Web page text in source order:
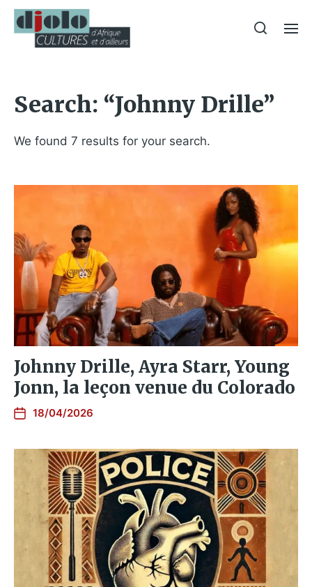
Search: “Johnny Drille”
We found 7 results for your search.
Johnny Drille, Ayra Starr, Young
Jonn, la leçon venue du Colorado
18/04/2026